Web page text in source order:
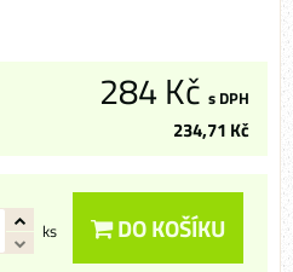
284 Kč s DPH
234,71 Kč
ks DO KOŠÍKU